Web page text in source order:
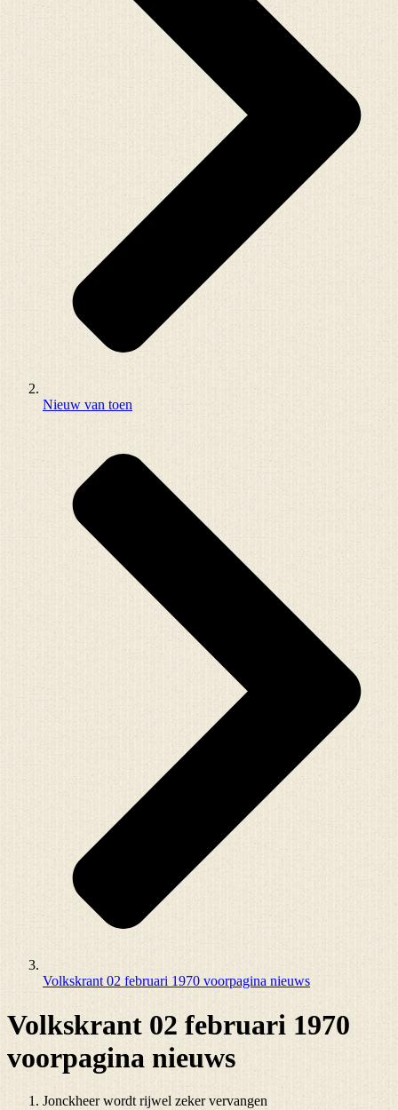
Nieuw van toen
Volkskrant 02 februari 1970 voorpagina nieuws
Volkskrant 02 februari 1970
voorpagina nieuws
Jonckheer wordt rijwel zeker vervangen